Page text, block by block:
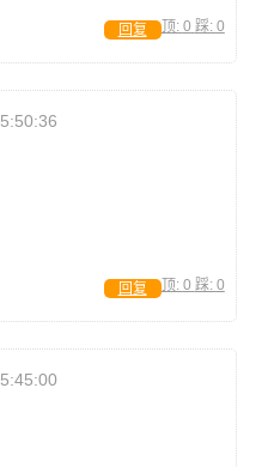
顶: 0 踩: 0
回复
顶: 0 踩: 0
回复